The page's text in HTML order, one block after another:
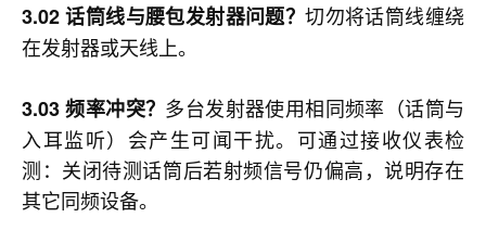
3.02 话筒线与腰包发射器问题？切勿将话筒线缠绕
在发射器或天线上。
3.03 频率冲突？ 多台发射器使用相同频率（话筒与
入耳监听）会产生可闻干扰。可通过接收仪表检
测：关闭待测话筒后若射频信号仍偏高，说明存在
其它同频设备。